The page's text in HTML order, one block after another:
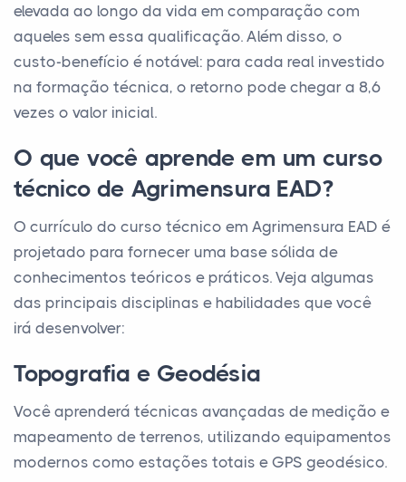
elevada ao longo da vida em comparação com
aqueles sem essa qualificação. Além disso, o
custo-benefício é notável: para cada real investido
na formação técnica, o retorno pode chegar a 8,6
vezes o valor inicial.
O que você aprende em um curso
técnico de Agrimensura EAD?
O currículo do curso técnico em Agrimensura EAD é
projetado para fornecer uma base sólida de
conhecimentos teóricos e práticos. Veja algumas
das principais disciplinas e habilidades que você
irá desenvolver:
Topografia e Geodésia
Você aprenderá técnicas avançadas de medição e
mapeamento de terrenos, utilizando equipamentos
modernos como estações totais e GPS geodésico.